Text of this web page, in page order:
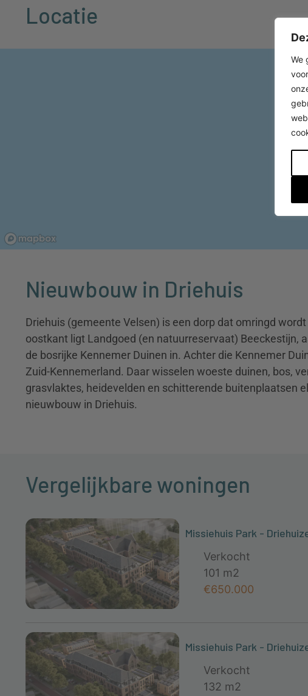
We
Locatie
Nieuwbouw in Driehuis
Driehuis (gemeente Velsen) is een dorp dat omringd
oostkant ligt Landgoed (en natuurreservaat) Beeckestijn,
de bosrijke Kennemer Duinen in. Achter die Kennemer
Zuid-Kennemerland. Daar wisselen woeste duinen, bos,
grasvlaktes, heidevelden en schitterende buitenplaatsen
nieuwbouw in Driehuis.
Vergelijkbare woningen
Missiehuis Park -
Verkocht
101 m2
€650.000
Missiehuis Park -
Verkocht
132 m2